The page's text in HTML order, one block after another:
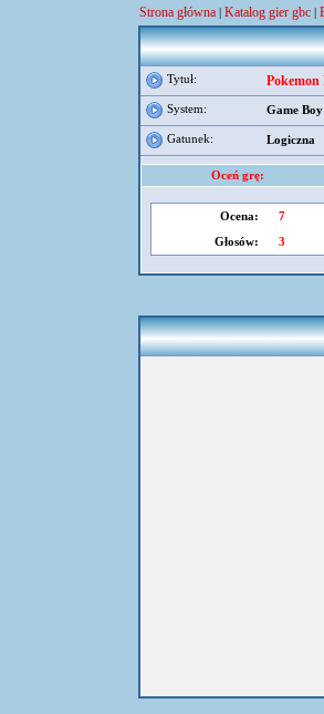
Strona główna | Katalog gier gbc |
Tytuł: Pokemon
System: Game
Gatunek: Logiczna
Oceń grę:
Ocena:
7
Głosów:
3